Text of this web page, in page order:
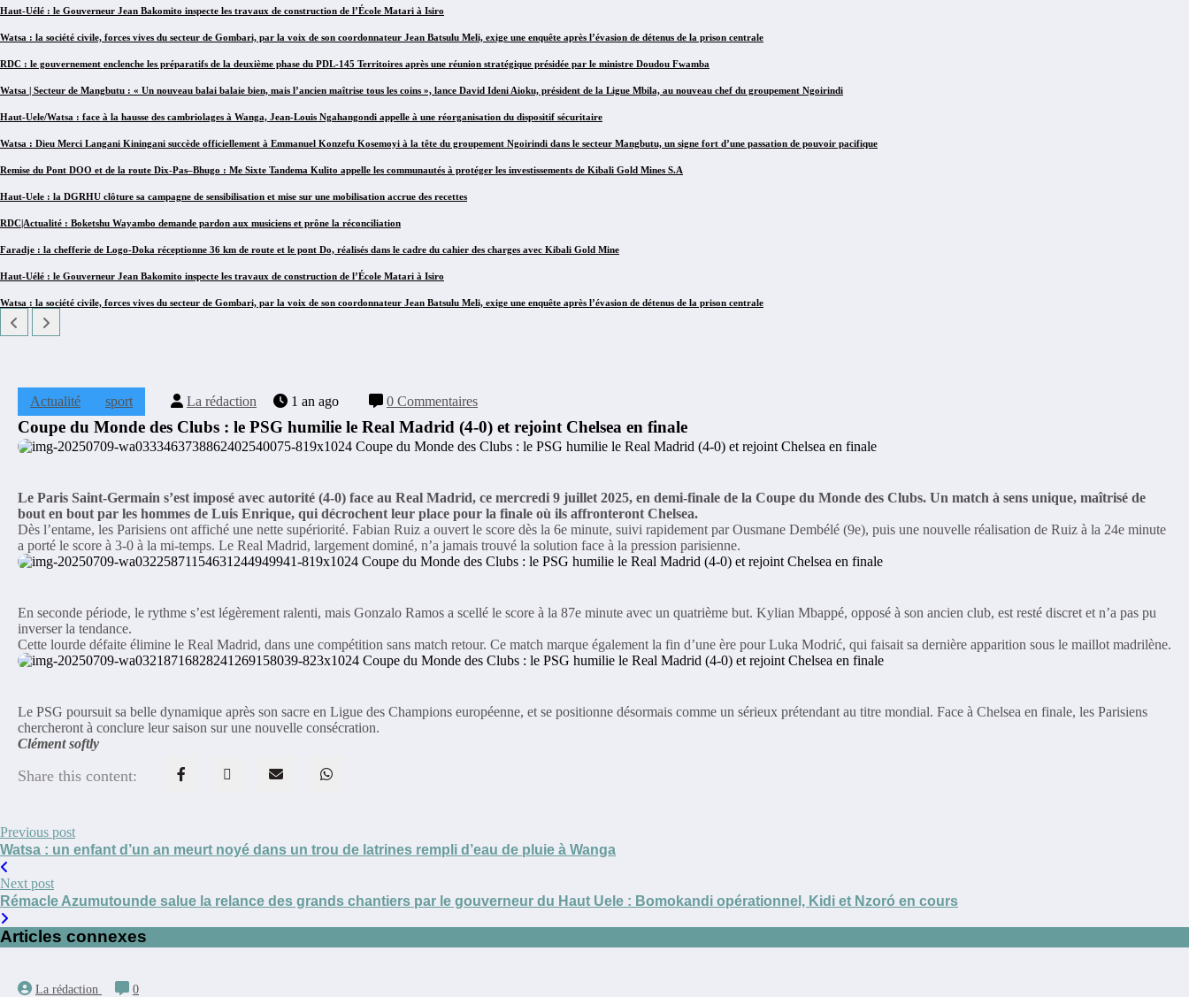
Haut-Uélé : le Gouverneur Jean Bakomito inspecte les travaux de construction de l’École Matari à Isiro
Watsa : la société civile, forces vives du secteur de Gombari, par la voix de son coordonnateur Jean Batsulu Meli, exige une enquête après l’évasion de détenus de la prison centrale
RDC : le gouvernement enclenche les préparatifs de la deuxième phase du PDL-145 Territoires après une réunion stratégique présidée par le ministre Doudou Fwamba
Watsa | Secteur de Mangbutu : « Un nouveau balai balaie bien, mais l’ancien maîtrise tous les coins », lance David Ideni Aioku, président de la Ligue Mbila, au nouveau chef du groupement Ngoirindi
Haut-Uele/Watsa : face à la hausse des cambriolages à Wanga, Jean-Louis Ngahangondi appelle à une réorganisation du dispositif sécuritaire
Watsa : Dieu Merci Langani Kiningani succède officiellement à Emmanuel Konzefu Kosemoyi à la tête du groupement Ngoirindi dans le secteur Mangbutu, un signe fort d’une passation de pouvoir pacifique
Remise du Pont DOO et de la route Dix-Pas–Bhugo : Me Sixte Tandema Kulito appelle les communautés à protéger les investissements de Kibali Gold Mines S.A
Haut-Uele : la DGRHU clôture sa campagne de sensibilisation et mise sur une mobilisation accrue des recettes
RDC|Actualité : Boketshu Wayambo demande pardon aux musiciens et prône la réconciliation
Faradje : la chefferie de Logo-Doka réceptionne 36 km de route et le pont Do, réalisés dans le cadre du cahier des charges avec Kibali Gold Mine
Haut-Uélé : le Gouverneur Jean Bakomito inspecte les travaux de construction de l’École Matari à Isiro
Watsa : la société civile, forces vives du secteur de Gombari, par la voix de son coordonnateur Jean Batsulu Meli, exige une enquête après l’évasion de détenus de la prison centrale
Actualité sport La rédaction 1 an ago 0 Commentaires
Coupe du Monde des Clubs : le PSG humilie le Real Madrid (4-0) et rejoint Chelsea en finale
Le Paris Saint-Germain s’est imposé avec autorité (4-0) face au Real Madrid, ce mercredi 9 juillet 2025, en demi-finale de la Coupe du Monde des Clubs. Un match à sens unique, maîtrisé de
bout en bout par les hommes de Luis Enrique, qui décrochent leur place pour la finale où ils affronteront Chelsea.
Dès l’entame, les Parisiens ont affiché une nette supériorité. Fabian Ruiz a ouvert le score dès la 6e minute, suivi rapidement par Ousmane Dembélé (9e), puis une nouvelle réalisation de Ruiz à la 24e minute
a porté le score à 3-0 à la mi-temps. Le Real Madrid, largement dominé, n’a jamais trouvé la solution face à la pression parisienne.
En seconde période, le rythme s’est légèrement ralenti, mais Gonzalo Ramos a scellé le score à la 87e minute avec un quatrième but. Kylian Mbappé, opposé à son ancien club, est resté discret et n’a pas pu
inverser la tendance.
Cette lourde défaite élimine le Real Madrid, dans une compétition sans match retour. Ce match marque également la fin d’une ère pour Luka Modrić, qui faisait sa dernière apparition sous le maillot madrilène.
Le PSG poursuit sa belle dynamique après son sacre en Ligue des Champions européenne, et se positionne désormais comme un sérieux prétendant au titre mondial. Face à Chelsea en finale, les Parisiens
chercheront à conclure leur saison sur une nouvelle consécration.
Clément softly
Share this content:
Previous post
Watsa : un enfant d’un an meurt noyé dans un trou de latrines rempli d’eau de pluie à Wanga
Next post
Rémacle Azumutounde salue la relance des grands chantiers par le gouverneur du Haut Uele : Bomokandi opérationnel, Kidi et Nzoró en cours
Articles connexes
La rédaction 0